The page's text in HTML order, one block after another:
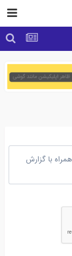
با گزارش